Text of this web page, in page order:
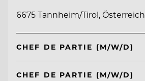
6675 Tannheim/Tirol, Österreich
CHEF DE PARTIE (M/W/D)
CHEF DE PARTIE (M/W/D)